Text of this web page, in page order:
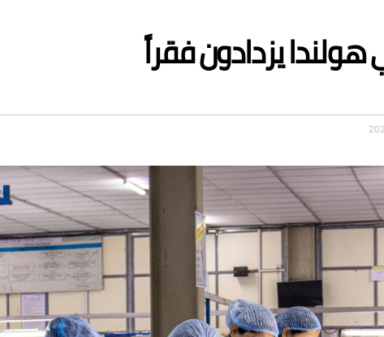
يزدادون فقراً